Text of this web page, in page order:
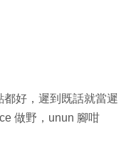
都好，遲到既話就當遲
做野，unun 腳咁